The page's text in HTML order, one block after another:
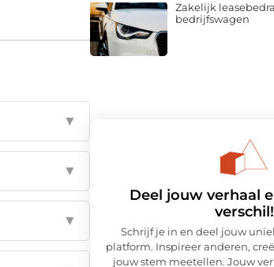
▼
▼
▼
Zakelijk
bedrijfswagen
Deel jouw verhaal
verschil!
Schrijf je in en deel jouw
platform. Inspireer anderen,
jouw stem meetellen. Jouw